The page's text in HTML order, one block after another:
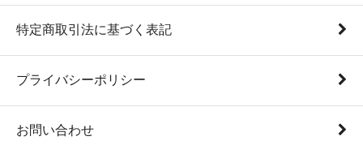
特定商取引法に基づく表記
プライバシーポリシー
お問い合わせ